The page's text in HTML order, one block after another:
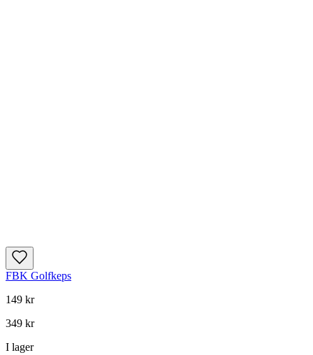
FBK Golfkeps
149 kr
349 kr
I lager